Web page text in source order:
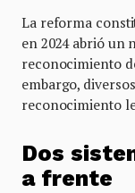
La reforma
en 2024 abrió un
reconocimiento
embargo,
reconocimiento
Dos
a frente